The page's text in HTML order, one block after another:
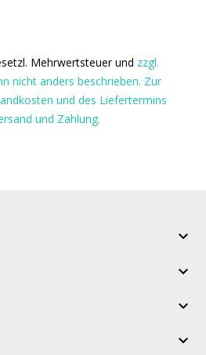
Mehrwertsteuer und zzgl.
nicht anders beschrieben. Zur
und des Liefertermins
und Zahlung.



